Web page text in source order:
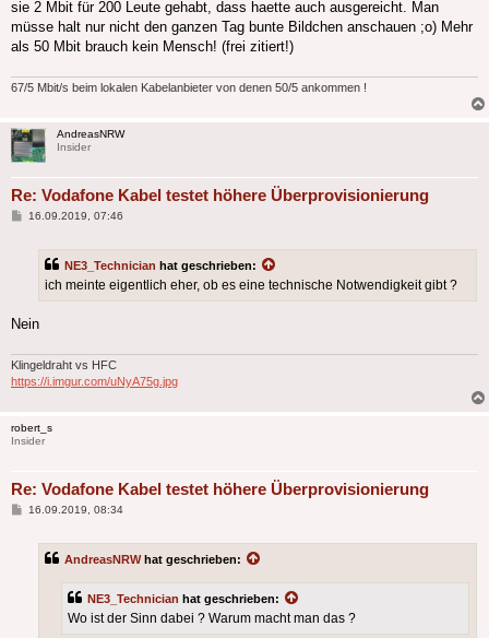
sie 2 Mbit für 200 Leute gehabt, dass haette auch ausgereicht. Man
müsse halt nur nicht den ganzen Tag bunte Bildchen anschauen ;o) Mehr
als 50 Mbit brauch kein Mensch! (frei zitiert!)
67/5 Mbit/s beim lokalen Kabelanbieter von denen 50/5 ankommen !
AndreasNRW
Insider
Re: Vodafone Kabel testet höhere Überprovisionierung
Beitrag
16.09.2019, 07:46
NE3_Technician hat geschrieben:
ich meinte eigentlich eher, ob es eine technische Notwendigkeit gibt ?
Nein
Klingeldraht vs HFC
https://i.imgur.com/uNyA75g.jpg
robert_s
Insider
Re: Vodafone Kabel testet höhere Überprovisionierung
Beitrag
16.09.2019, 08:34
AndreasNRWhat geschrieben:
NE3_Technician hat geschrieben:
Wo ist der Sinn dabei ? Warum macht man das ?